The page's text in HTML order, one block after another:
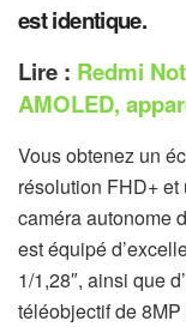
est identique.
Lire : Redmi
AMOLED,
Vous obtenez un
résolution FHD+
caméra autonome
est équipé
1/1,28″, ainsi que
téléobjectif de